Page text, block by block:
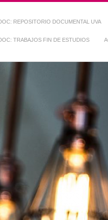
REPOSITORIO DOCUMENTAL UVA
TRABAJOS FIN DE ESTUDIOS